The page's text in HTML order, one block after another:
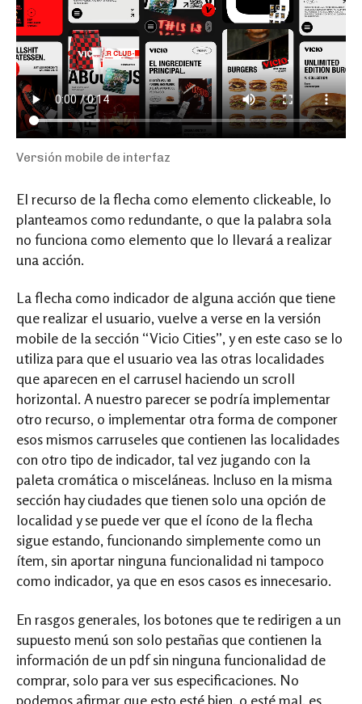
Versión mobile de interfaz
El recurso de la flecha como elemento clickeable, lo
planteamos como redundante, o que la palabra sola
no funciona como elemento que lo llevará a realizar
una acción.
La flecha como indicador de alguna acción que tiene
que realizar el usuario, vuelve a verse en la versión
mobile de la sección “Vicio Cities”, y en este caso se lo
utiliza para que el usuario vea las otras localidades
que aparecen en el carrusel haciendo un scroll
horizontal. A nuestro parecer se podría implementar
otro recurso, o implementar otra forma de componer
esos mismos carruseles que contienen las localidades
con otro tipo de indicador, tal vez jugando con la
paleta cromática o misceláneas. Incluso en la misma
sección hay ciudades que tienen solo una opción de
localidad y se puede ver que el ícono de la flecha
sigue estando, funcionando simplemente como un
ítem, sin aportar ninguna funcionalidad ni tampoco
como indicador, ya que en esos casos es innecesario.
En rasgos generales, los botones que te redirigen a un
supuesto menú son solo pestañas que contienen la
información de un pdf sin ninguna funcionalidad de
comprar, solo para ver sus especificaciones. No
podemos afirmar que esto esté bien, o esté mal, es